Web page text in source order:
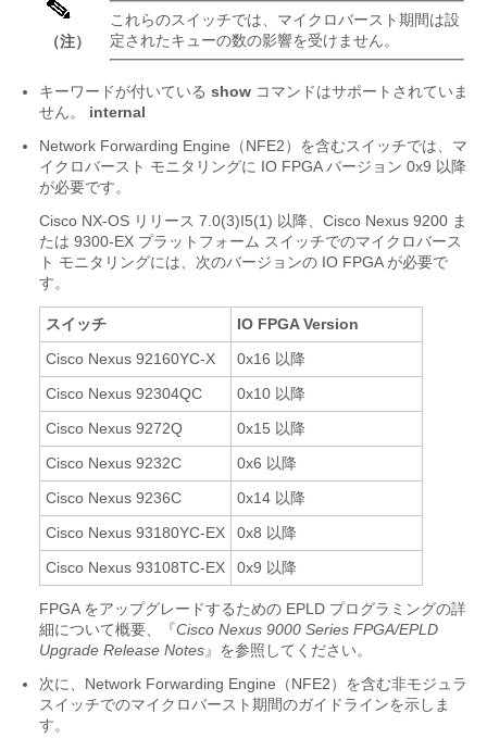
（注）
これらのスイッチでは、マイクロバースト期間は設
定されたキューの数の影響を受けません。
キーワードが付いている show コマンドはサポートされていま
せん。
internal
Network Forwarding Engine（NFE2）を含むスイッチでは、マ
イクロバースト モニタリングに IO FPGA バージョン 0x9 以降
が必要です。
Cisco NX-OS リリース 7.0(3)I5(1) 以降、Cisco Nexus 9200 ま
たは 9300-EX プラットフォーム スイッチでのマイクロバース
ト モニタリングには、次のバージョンの IO FPGA が必要で
す。
スイッチ
IO FPGA Version
Cisco Nexus 92160YC-X
0x16 以降
Cisco Nexus 92304QC
0x10 以降
Cisco Nexus 9272Q
0x15 以降
Cisco Nexus 9232C
0x6 以降
Cisco Nexus 9236C
0x14 以降
Cisco Nexus 93180YC-EX
0x8 以降
Cisco Nexus 93108TC-EX
0x9 以降
FPGA をアップグレードするための EPLD プログラミングの詳
細について概要、『Cisco Nexus 9000 Series FPGA/EPLD
Upgrade Release Notes』を参照してください。
次に、Network Forwarding Engine（NFE2）を含む非モジュラ
スイッチでのマイクロバースト期間のガイドラインを示しま
す。